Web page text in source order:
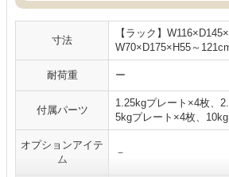
寸法
【ラック】
W70×D175×H55～
耐荷重 ー
付属パーツ
1.25kgプレート×4枚、
5kgプレート×4枚、
オプションアイテ
ム
－